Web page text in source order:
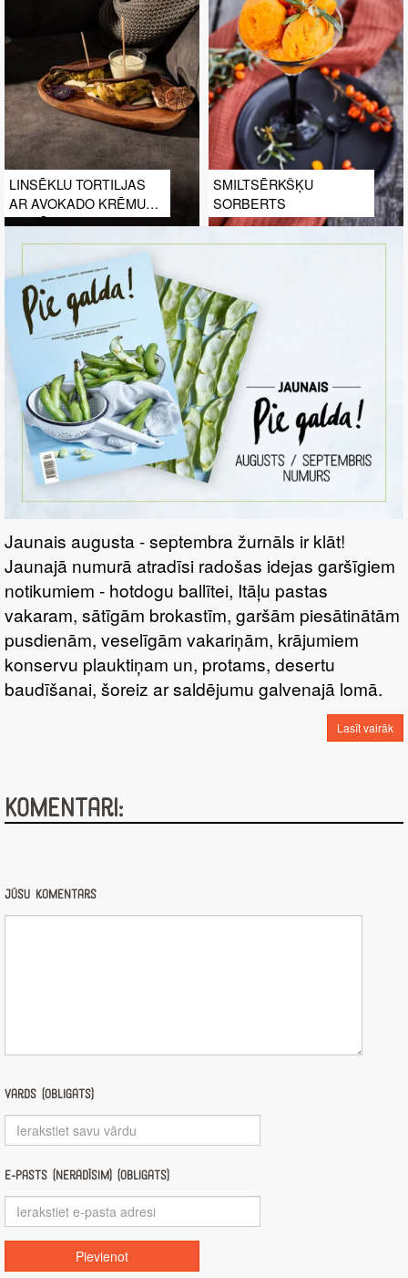
LINSĒKLU TORTILJAS
AR AVOKADO KRĒMU
UN DĀRZEŅIEM
SMILTSĒRKŠĶU
SORBERTS
Jaunais augusta - septembra žurnāls ir klāt!
Jaunajā numurā atradīsi radošas idejas garšīgiem
notikumiem - hotdogu ballītei, Itāļu pastas
vakaram, sātīgām brokastīm, garšām piesātinātām
pusdienām, veselīgām vakariņām, krājumiem
konservu plauktiņam un, protams, desertu
baudīšanai, šoreiz ar saldējumu galvenajā lomā.
Lasīt vairāk
Komentāri:
Jūsu komentārs
Vārds (obligāts)
E-pasts (nerādīsim) (obligāts)